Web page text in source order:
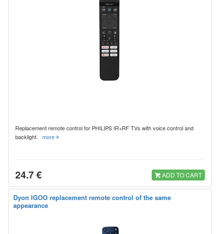
Replacement remote control for PHILIPS IR+RF TVs with voice control and
backlight. more
24.7 € ADD TO CART
Dyon IGOO replacement remote control of the same
appearance